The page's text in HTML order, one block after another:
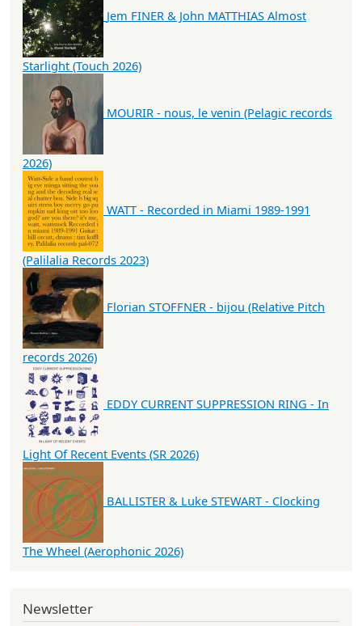
Jem FINER & John MATTHIAS Almost
Starlight (Touch 2026)
MOURIR - nous, le venin (Pelagic records
2026)
WATT - Recorded in Miami 1989-1991
(Palilalia Records 2023)
Florian STOFFNER - bijou (Relative Pitch
records 2026)
EDDY CURRENT SUPPRESSION RING - In
Light Of Recent Events (SR 2026)
BALLISTER & Luke STEWART - Clocking
The Wheel (Aerophonic 2026)
Newsletter